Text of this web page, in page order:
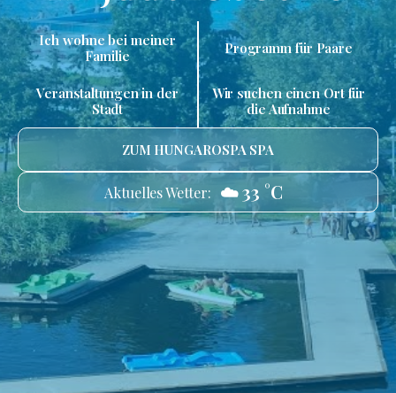
Ich wohne bei meiner
Familie
Programm für Paare
Veranstaltungen in der
Stadt
Wir suchen einen Ort für
die Aufnahme
ZUM HUNGAROSPA SPA
Aktuelles Wetter: ☁️ 33 °C